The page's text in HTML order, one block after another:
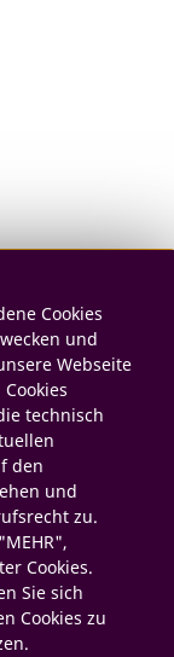
Cookies
und
Webseite
technisch
den
und
zu.
Cookies.
Sie sich
Cookies zu